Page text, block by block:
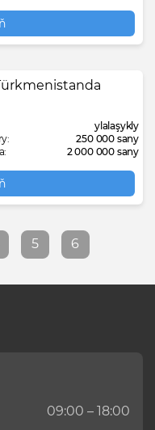
ylalaşykly
250 000 sany
2 000 000 sany
5 6
09:00 – 18:00